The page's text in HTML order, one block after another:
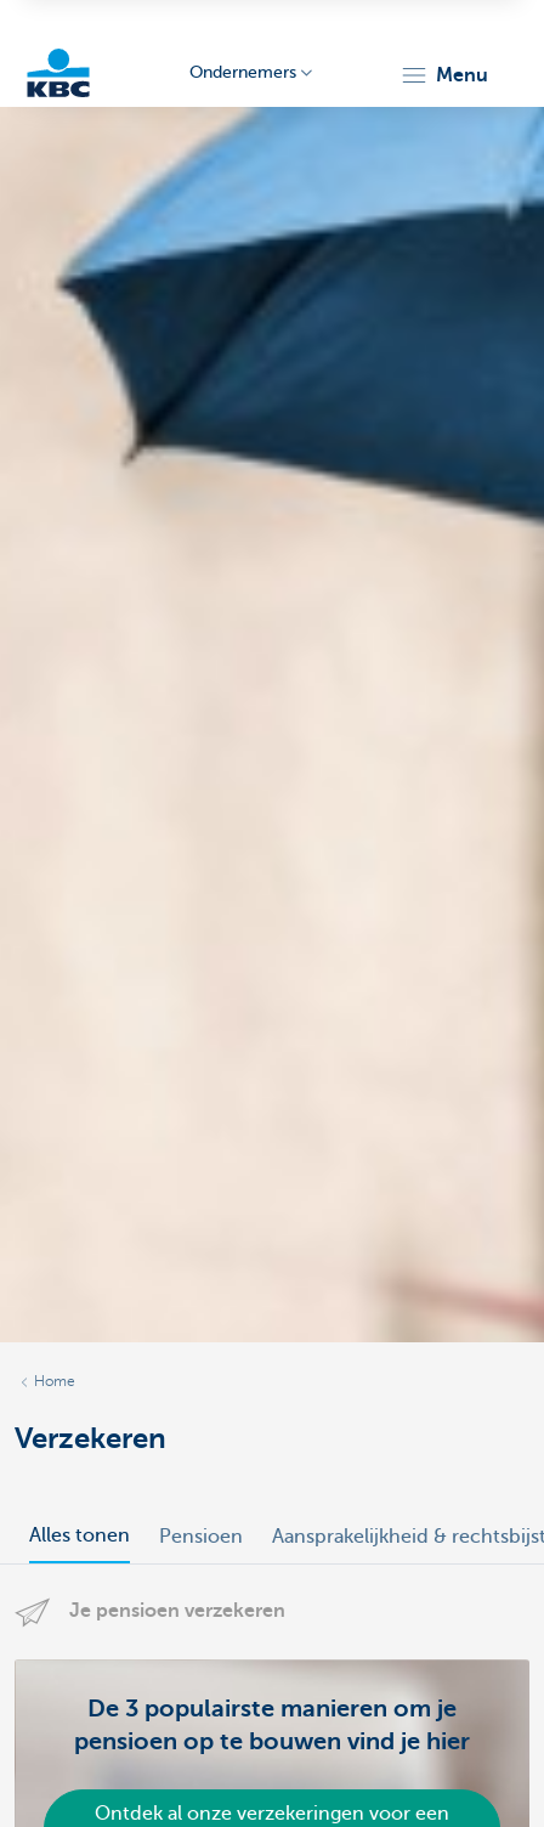
Ondernemers menu
Home
Verzekeren
Alles tonen Pensioen Aansprakelijkheid &
Je pensioen verzekeren
De 3 populairste manieren om je
pensioen op te bouwen vind je hier
Ontdek al onze verzekeringen voor een